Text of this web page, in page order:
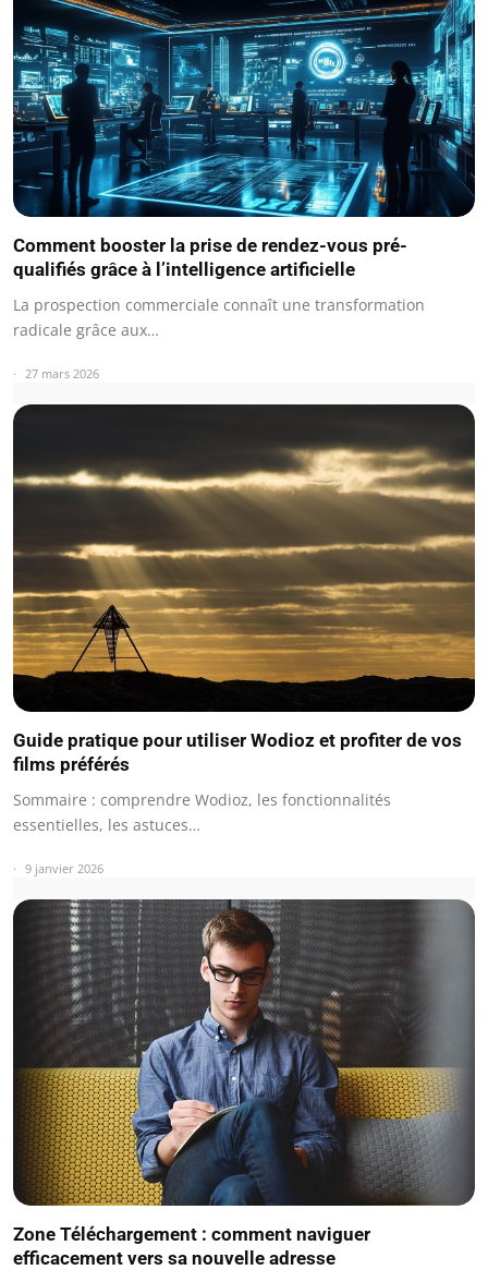
Comment booster la prise de rendez-vous pré-
qualifiés grâce à l’intelligence artificielle
La prospection commerciale connaît une transformation
radicale grâce aux…
27 mars 2026
Guide pratique pour utiliser Wodioz et profiter de vos
films préférés
Sommaire : comprendre Wodioz, les fonctionnalités
essentielles, les astuces…
9 janvier 2026
Zone Téléchargement : comment naviguer
efficacement vers sa nouvelle adresse